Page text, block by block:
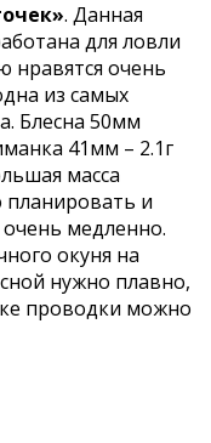
. Данная
для ловли
нравятся очень
из самых
Блесна 50мм
41мм – 2.1г
масса
планировать и
медленно.
окуня на
нужно плавно,
проводки можно